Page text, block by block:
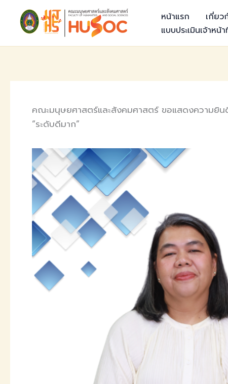
content
หน้าแรก เกี่ย
แบบประเมินเจ้าหน้
คณะมนุษยศาสตร์และสังคมศาสตร์ ขอแสดงความยิ
“ระดับดีมาก”